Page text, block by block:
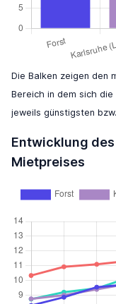
Die Balken zeigen den
Bereich in dem sich
jeweils günstigsten
Entwicklung
Mietpreises